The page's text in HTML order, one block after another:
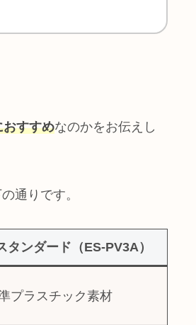
おすすめなのかをお伝えし
通りです。
タンダード（ES-PV3A）
プラスチック素材